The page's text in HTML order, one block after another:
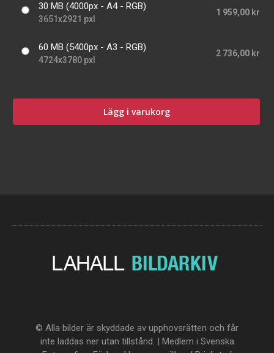
30 MB (4000px - A4 - RGB)
3651x2921 pxl
1 959,00 kr
60 MB (5400px - A3 - RGB)
4724x3780 pxl
2 736,00 kr
Lägg i varukorg
© Alla bilder är skyddade av upphovsrätten och får
inte laddas ner utan tillstånd. | Medlem i Svenska